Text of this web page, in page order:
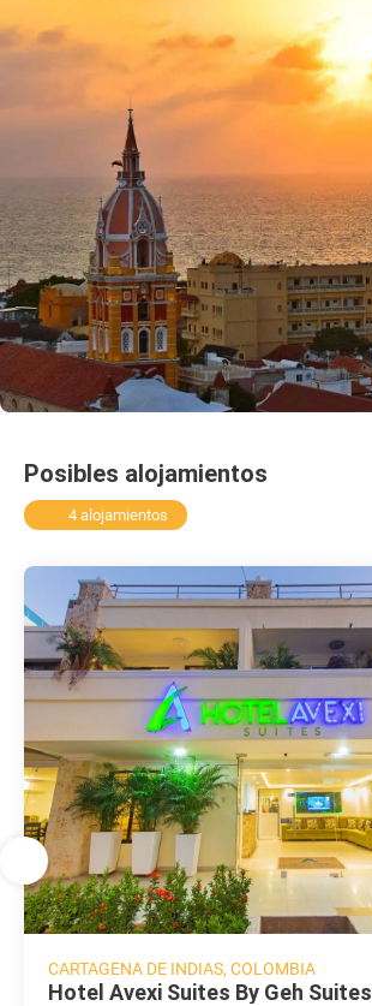
Posibles alojamientos
4 alojamientos
CARTAGENA DE INDIAS, COLOMBIA
Hotel Avexi Suites By Geh Suites